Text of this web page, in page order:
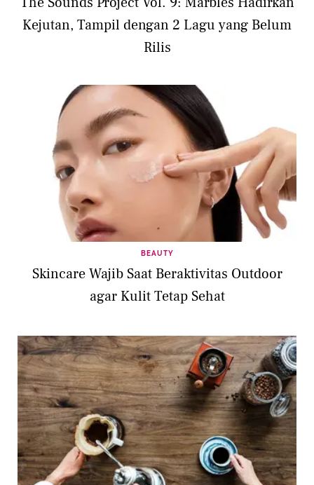
Kejutan, Tampil dengan 2 Lagu yang Belum
Rilis
BEAUTY
Skincare Wajib Saat Beraktivitas Outdoor
agar Kulit Tetap Sehat